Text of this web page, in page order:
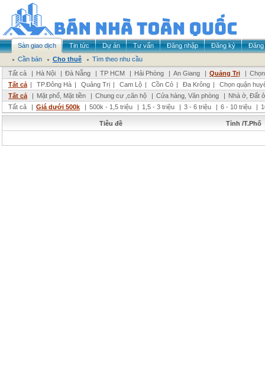
Sàn giao dịch Tin tức Dự án Tư vấn Đăng nhập Đăng ký
Đăng
Cần bán
Cho thuê
Tìm theo nhu cầu
Tất cả
| Hà Nội | Đà Nẵng | TP HCM | Hải Phòng | An Giang | Quảng Trị |
Tất cả | TP.Đông Hà | Quảng Trị | Cam Lộ | Cồn Cỏ | Đa Krông |
Chọn quận
Tất cả
| Mặt phố, Mặt tiền | Chung cư ,căn hộ | Cửa hàng, Văn phòng | Nhà ở, Đất ở
Tất cả
| Giá dưới 500k | 500k - 1,5 triệu | 1,5 - 3 triệu | 3 - 6 triệu | 6 - 10 triệu |
Tiêu đề Tỉnh /T.Phố